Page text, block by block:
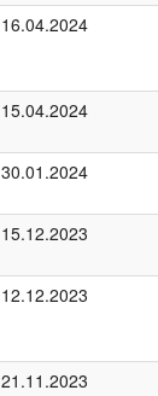
16.04.2024
15.04.2024
30.01.2024
15.12.2023
12.12.2023
21.11.2023